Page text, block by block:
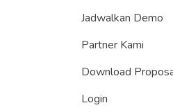
Jadwalkan Demo
Partner Kami
Download
Login